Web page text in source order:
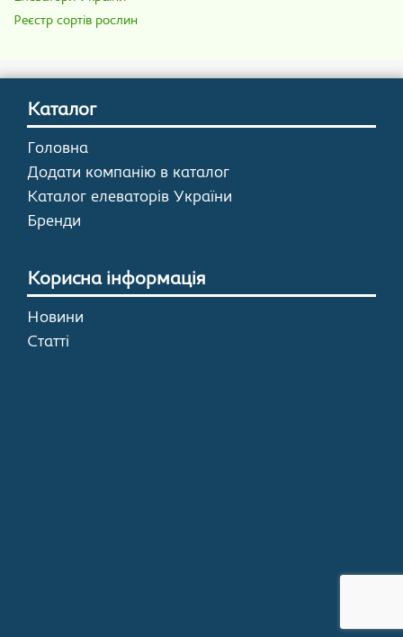
Реєстр сортів рослин
Каталог
Головна
Додати компанію в каталог
Каталог елеваторів України
Бренди
Корисна інформація
Новини
Статті